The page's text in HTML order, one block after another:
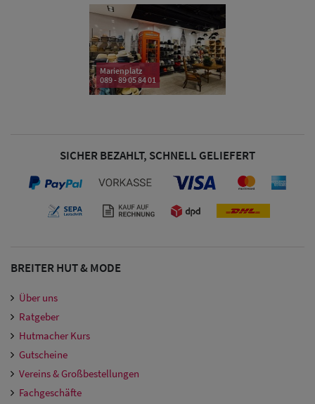
Baseball Caps
Schutz Caps
Sonnenschilder
& Visoren
Snapback Caps
Damen Caps
Großgrößen
(63-65 cm)
Marienplatz
089 - 89 05 84 01
SICHER BEZAHLT, SCHNELL GELIEFERT
BREITER HUT & MODE
Über uns
Ratgeber
Hutmacher Kurs
Gutscheine
Vereins & Großbestellungen
Fachgeschäfte